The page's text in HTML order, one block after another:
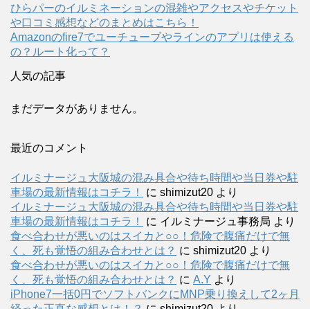
ひらパーのイルミネーションの混雑やアクセスやチケット
や口コミ感想などのまとめはこちら！
Amazonのfire7でユーチューブやラインのアプリは使える
の？ルート化って？
人気の記事
まだデータがありません。
最近のコメント
イルミナージュ大阪城の混み具合や待ち時間や当日券や駐
車場の最新情報はコチラ！
に shimizut20 より
イルミナージュ大阪城の混み具合や待ち時間や当日券や駐
車場の最新情報はコチラ！
に イルミナージュ事務局 より
食べ合わせが悪いのはスイカと○○！危険で腹痛だけで無
く、死も覚悟の組み合わせとは？ に shimizut20 より
食べ合わせが悪いのはスイカと○○！危険で腹痛だけで無
く、死も覚悟の組み合わせとは？ に A.Y より
iPhone7一括0円でソフトバンクにMNP乗り換えして2ヶ月